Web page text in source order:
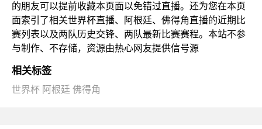
的朋友可以提前收藏本页面以免错过直播。还为您在本页
面索引了相关世界杯直播、阿根廷、佛得角直播的近期比
赛列表以及两队历史交锋、两队最新比赛赛程。本站不参
与制作、不存储，资源由热心网友提供信号源
相关标签
世界杯 阿根廷 佛得角